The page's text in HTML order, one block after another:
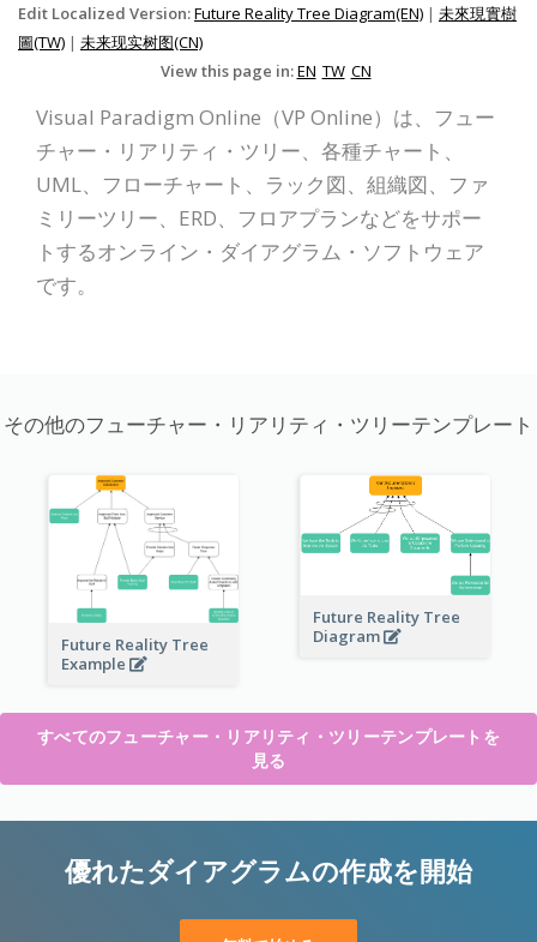
Edit Localized Version:Future Reality Tree Diagram(EN) | 未來現實樹
圖(TW) | 未来现实树图(CN)
View this page in:EN TW CN
Visual Paradigm Online（VP Online）は、フュー
チャー・リアリティ・ツリー、各種チャート、
UML、フローチャート、ラック図、組織図、ファ
ミリーツリー、ERD、フロアプランなどをサポー
トするオンライン・ダイアグラム・ソフトウェア
です。
その他のフューチャー・リアリティ・ツリーテンプレート
Future Reality Tree
Example
Future Reality Tree
Diagram
すべてのフューチャー・リアリティ・ツリーテンプレートを
見る
優れたダイアグラムの作成を開始